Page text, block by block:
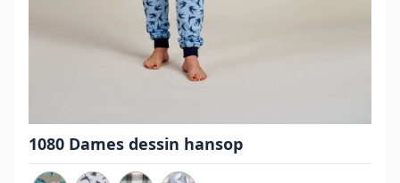
1080 Dames dessin hansop